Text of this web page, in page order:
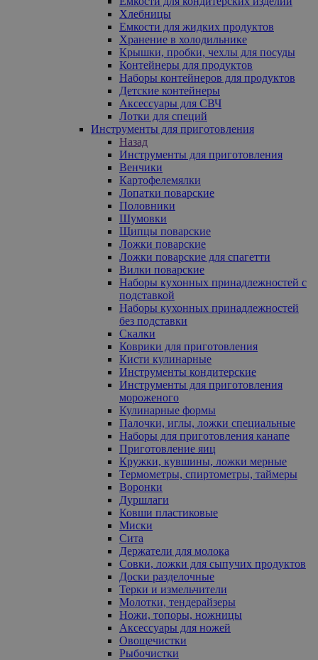
Хлебницы
Емкости для жидких продуктов
Хранение в холодильнике
Крышки, пробки, чехлы для посуды
Контейнеры для продуктов
Наборы контейнеров для продуктов
Детские контейнеры
Аксессуары для СВЧ
Лотки для специй
Инструменты для приготовления
Назад
Инструменты для приготовления
Венчики
Картофелемялки
Лопатки поварские
Половники
Шумовки
Щипцы поварские
Ложки поварские
Ложки поварские для спагетти
Вилки поварские
Наборы кухонных принадлежностей с
подставкой
Наборы кухонных принадлежностей
без подставки
Скалки
Коврики для приготовления
Кисти кулинарные
Инструменты кондитерские
Инструменты для приготовления
мороженого
Кулинарные формы
Палочки, иглы, ложки специальные
Наборы для приготовления канапе
Приготовление яиц
Кружки, кувшины, ложки мерные
Термометры, спиртометры, таймеры
Воронки
Дуршлаги
Ковши пластиковые
Миски
Сита
Держатели для молока
Совки, ложки для сыпучих продуктов
Доски разделочные
Терки и измельчители
Молотки, тендерайзеры
Ножи, топоры, ножницы
Аксессуары для ножей
Овощечистки
Рыбочистки